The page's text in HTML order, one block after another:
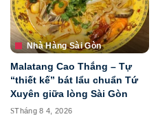
Nhà Hàng Sài Gòn
Malatang Cao Thắng – Tự
“thiết kế” bát lẩu chuẩn Tứ
Xuyên giữa lòng Sài Gòn
Tháng 8 4, 2026